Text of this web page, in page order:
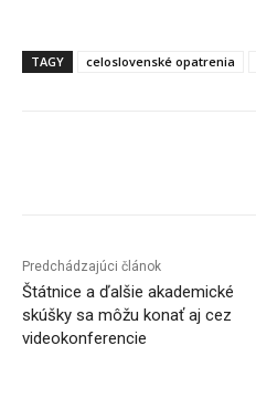
TAGY celoslovenské opatrenia
Predchádzajúci článok
Štátnice a ďalšie akademické
skúšky sa môžu konať aj cez
videokonferencie